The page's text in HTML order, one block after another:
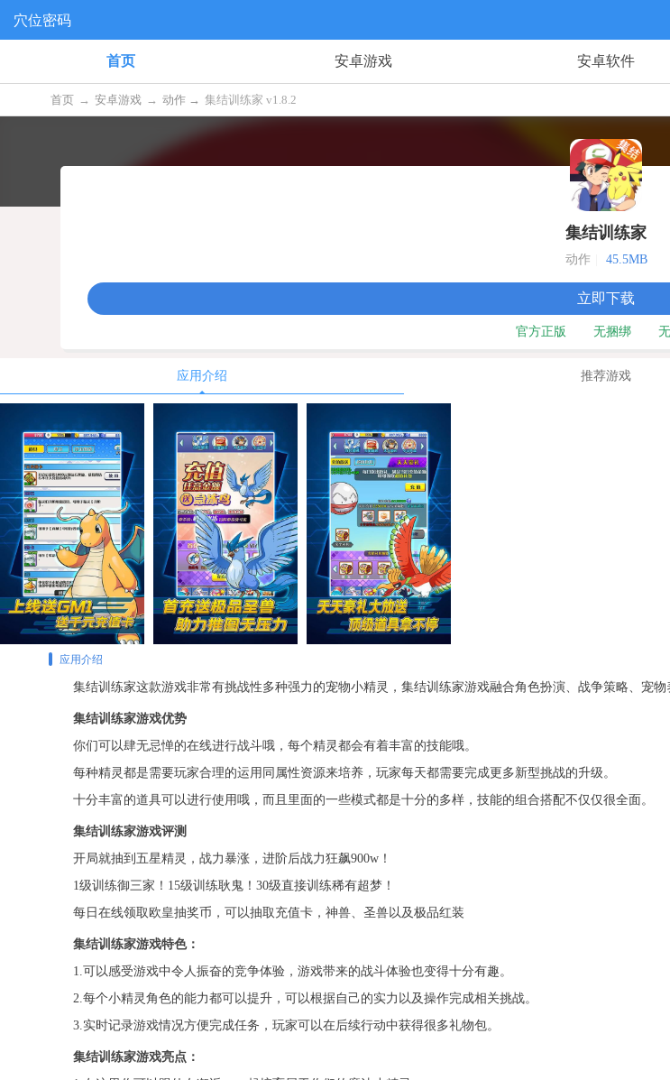
穴位密码
首页 安卓游戏 安卓软件
首页 → 安卓游戏 → 动作 → 集结训练家 v1.8.2
集结训练家
动作 45.5MB
立即下载
官方正版 无捆绑
应用介绍 推荐游戏
应用介绍
集结训练家这款游戏非常有挑战性多种强力的宠物小精灵，集结训练家游戏融合角色扮演、战争策略、宠
集结训练家游戏优势
你们可以肆无忌惮的在线进行战斗哦，每个精灵都会有着丰富的技能哦。
每种精灵都是需要玩家合理的运用同属性资源来培养，玩家每天都需要完成更多新型挑战的升级。
十分丰富的道具可以进行使用哦，而且里面的一些模式都是十分的多样，技能的组合搭配不仅仅很全面。
集结训练家游戏评测
开局就抽到五星精灵，战力暴涨，进阶后战力狂飙900w！
1级训练御三家！15级训练耿鬼！30级直接训练稀有超梦！
每日在线领取欧皇抽奖币，可以抽取充值卡，神兽、圣兽以及极品红装
集结训练家游戏特色：
1.可以感受游戏中令人振奋的竞争体验，游戏带来的战斗体验也变得十分有趣。
2.每个小精灵角色的能力都可以提升，可以根据自己的实力以及操作完成相关挑战。
3.实时记录游戏情况方便完成任务，玩家可以在后续行动中获得很多礼物包。
集结训练家游戏亮点：